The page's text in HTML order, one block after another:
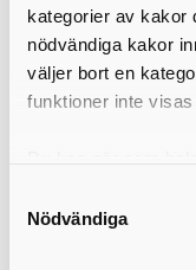
kategorier av kakor
nödvändiga kakor
väljer bort en
funktioner inte
användning av
Nödvändiga
0500-49
Administratör